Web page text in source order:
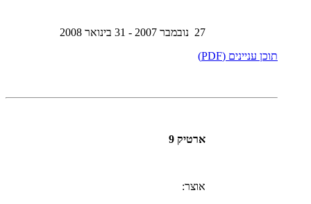
תוכן עניינים (PDF)
ארטיק 9
אוצר: